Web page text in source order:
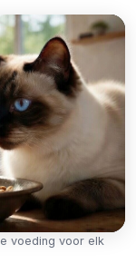
voeding voor elk